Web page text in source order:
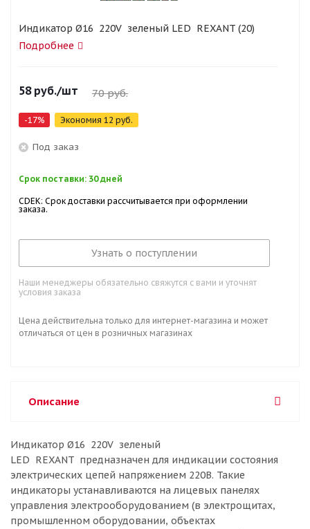
Индикатор Ø16 220V зеленый LED REXANT (20)
Подробнее
58руб./шт 70руб.
-17% Экономия 12 руб.
Под заказ
Срок поставки: 30 дней
CDEK: Срок доставки рассчитывается при оформлении
заказа.
Узнать о поступлении
Наши менеджеры обязательно свяжутся с вами и уточнят
условия заказа
Цена действительна только для интернет-магазина и может
отличаться от цен в розничных магазинах
Описание
Индикатор Ø16 220V зеленый
LED REXANT предназначен для индикации состояния
электрических цепей напряжением 220В. Такие
индикаторы устанавливаются на лицевых панелях
управления электрооборудованием (в электрощитах,
промышленном оборудовании, объектах